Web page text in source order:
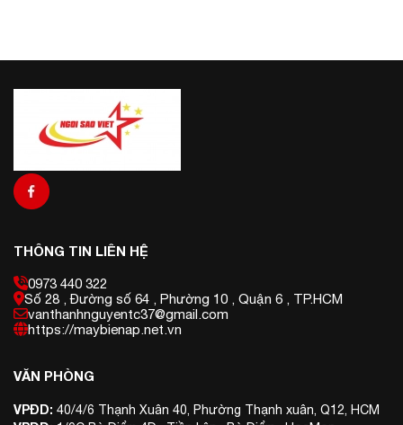
THÔNG TIN LIÊN HỆ
0973 440 322
Số 28 , Đường số 64 , Phường 10 , Quận 6 , TP.HCM
vanthanhnguyentc37@gmail.com
https://maybienap.net.vn
VĂN PHÒNG
VPĐD: 40/4/6 Thạnh Xuân 40, Phường Thạnh xuân, Q12, HCM